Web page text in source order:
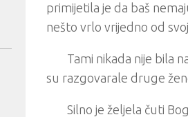
primijetila je da baš
nešto vrlo vrijedno od
Tami nikada nije bila
su razgovarale druge
Silno je željela čuti